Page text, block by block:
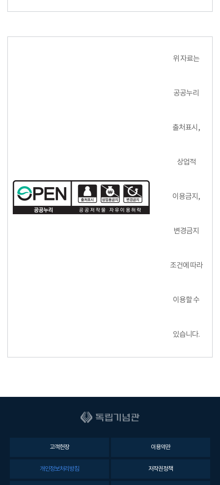
위 자료는
공공누리
출처표시,
상업적
이용금지,
변경금지
조건에 따라
이용할 수
있습니다.
고객헌장 이용약관
개인정보처리방침 저작권정책